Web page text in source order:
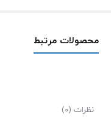
محصولات مرتبط
نظرات (0)